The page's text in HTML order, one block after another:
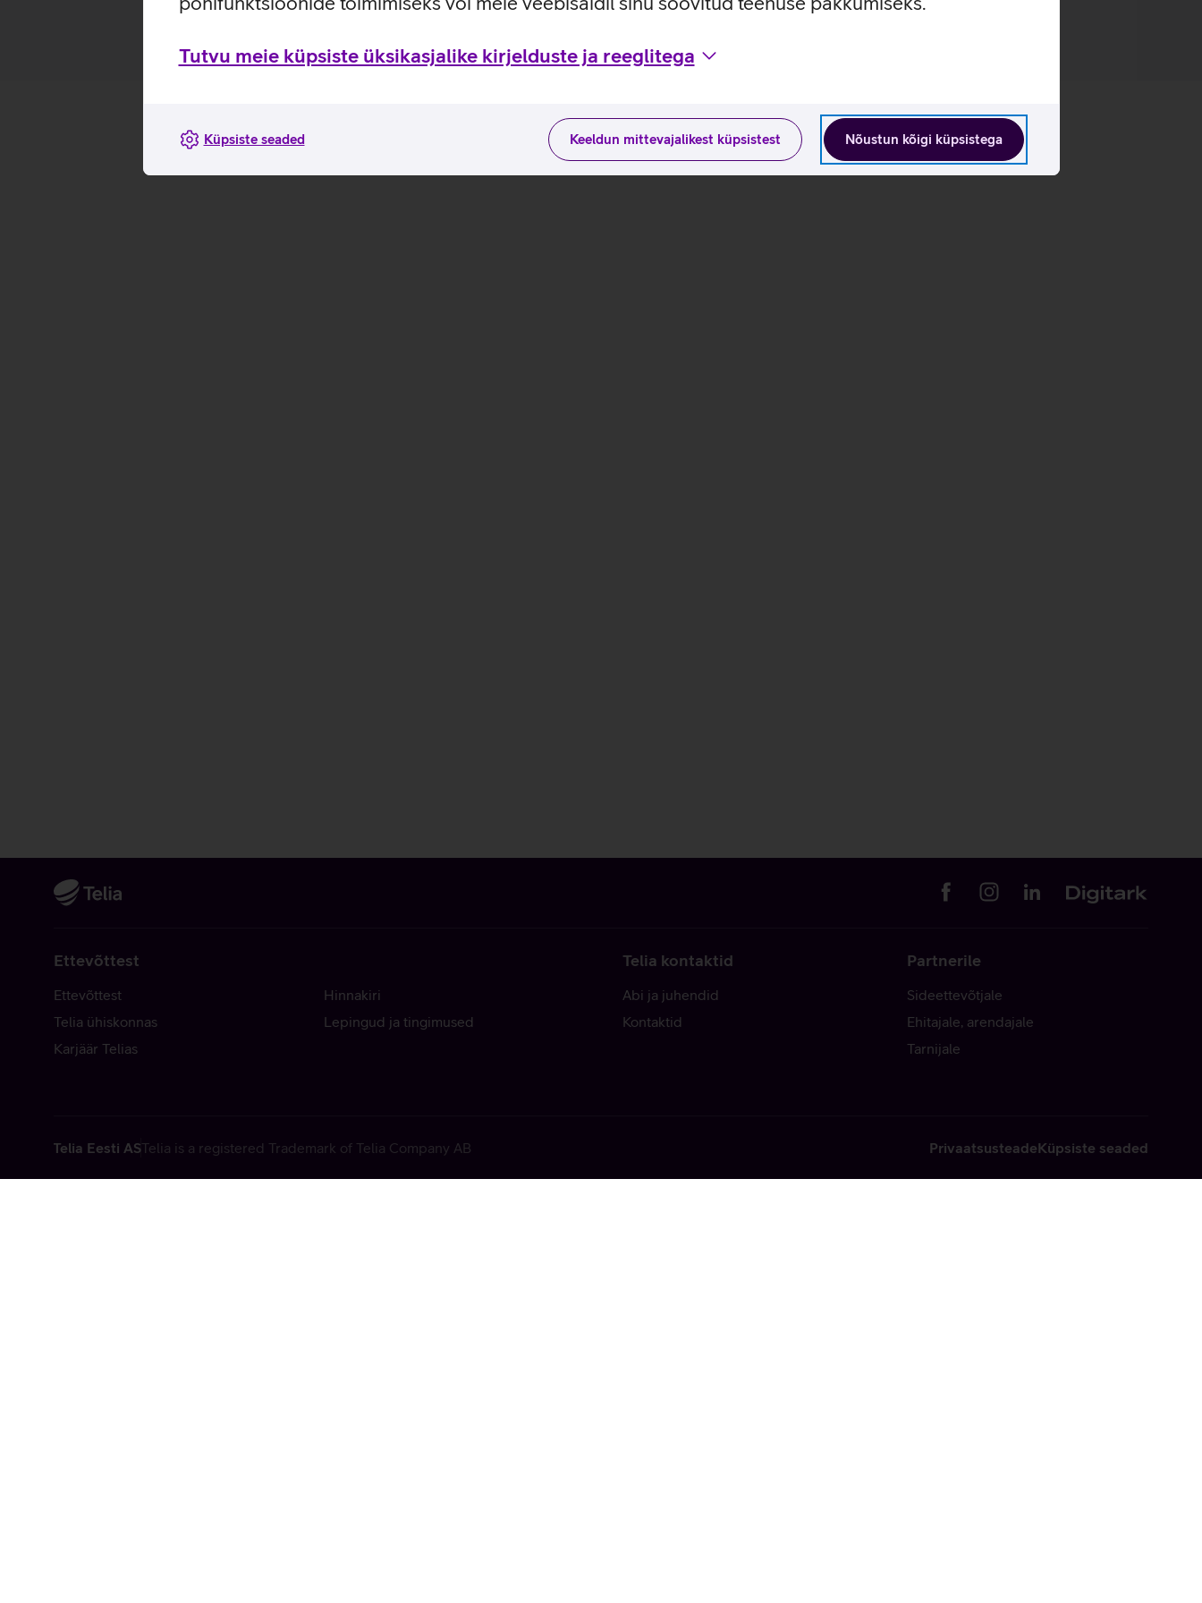
Tutvu meie küpsiste üksikasjalike kirjelduste ja reeglitega
Nõustun kõigi küpsistega
Keeldun mittevajalikest küpsistest
Küpsiste seaded
Ettevõttest
Ettevõttest
Telia ühiskonnas
Karjäär Telias
Hinnakiri
Lepingud ja tingimused
Telia kontaktid
Abi ja juhendid
Kontaktid
Partnerile
Sideettevõtjale
Ehitajale, arendajale
Tarnijale
Telia Eesti ASTelia is a registered Trademark of Telia Company AB PrivaatsusteadeKüpsiste seaded